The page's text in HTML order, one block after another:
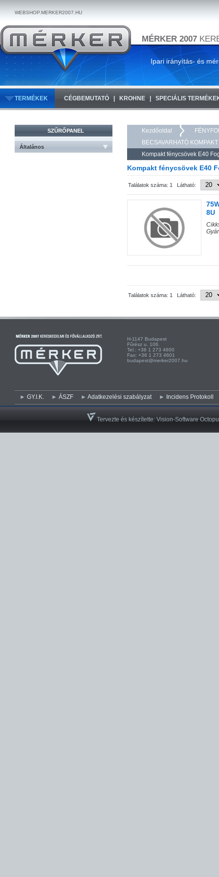
WEBSHOP.MERKER2007.HU
MÉRKER 2007
Ipari irányítás- és
TERMÉKEK CÉGBEMUTATÓ KROHNE SPECIÁLIS
Kezdőoldal
BECSAVARHATÓ
Kompakt fénycsövek E40
Kompakt fénycsövek E40
Találatok száma: 1 Látható:
8U
Találatok száma: 1 Látható:
SZŰRŐPANEL
Általános
H-1147 Budapest H-
Fűrész u. 106.
Tel.: +36 1 273 4600
Fax: +36 1 273 4601
budapest@merker2007.hu
GY.I.K. ÁSZF Adatkezelési szabályzat Incidens Protokoll
Tervezte és készítette:Vision-Software